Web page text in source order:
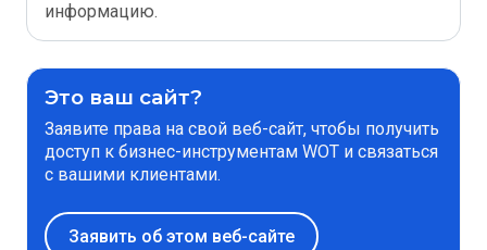
информацию.
Это ваш сайт?
Заявите права на свой веб-сайт, чтобы получить
доступ к бизнес-инструментам WOT и связаться
с вашими клиентами.
Заявить об этом веб-сайте